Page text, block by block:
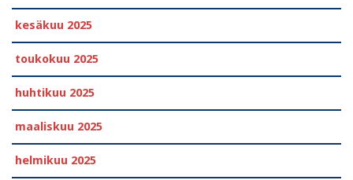
kesäkuu 2025
toukokuu 2025
huhtikuu 2025
maaliskuu 2025
helmikuu 2025